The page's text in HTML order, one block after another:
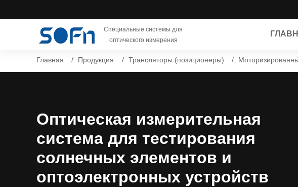
Специальные системы для
оптического измерения
Главная Продукция Трансляторы (позиционеры)
Оптическая измерительная
система для тестирования
солнечных элементов и
оптоэлектронных устройств